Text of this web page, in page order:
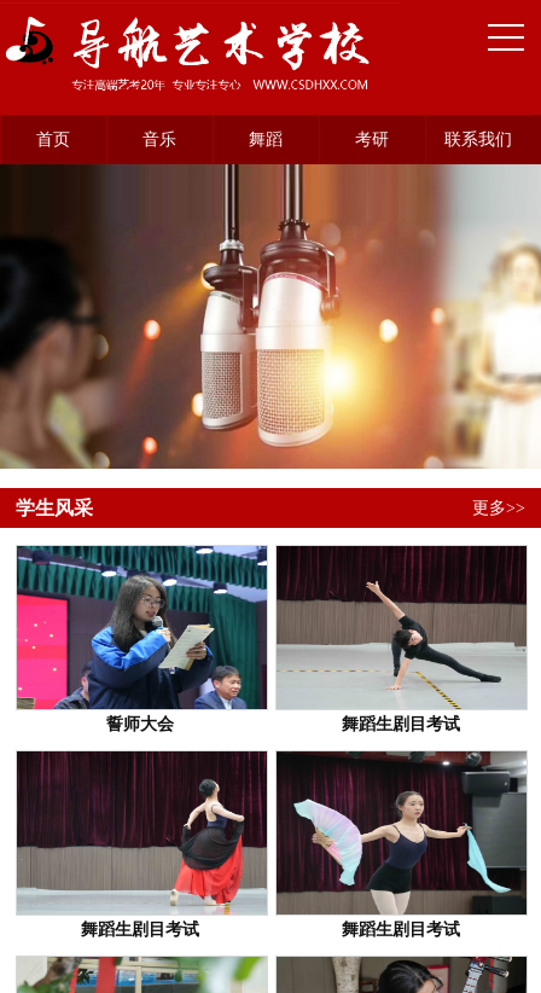
首页 音乐 舞蹈 考研 联系我们
学生风采 更多>>
誓师大会 舞蹈生剧目考试
舞蹈生剧目考试 舞蹈生剧目考试